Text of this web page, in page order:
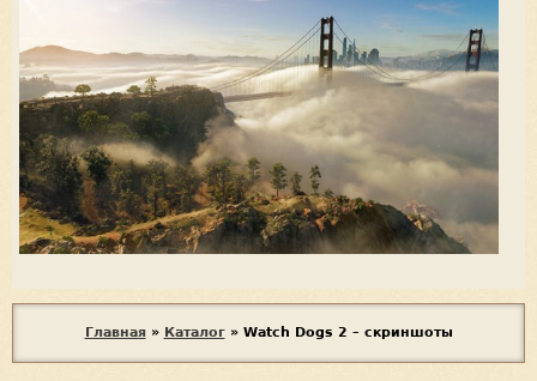
ы
Главная » Каталог » Watch Dogs 2 – скриншоты